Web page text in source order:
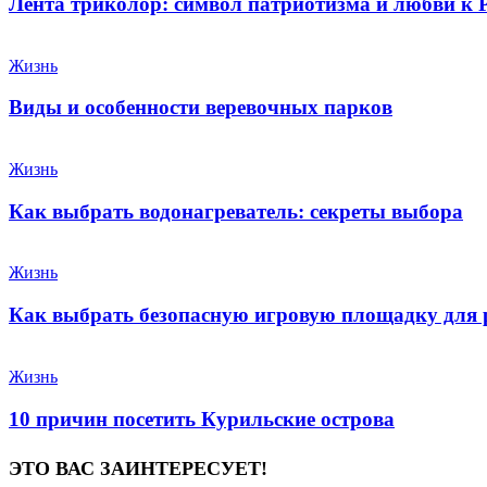
Жизнь
Виды и особенности веревочных парков
Жизнь
Как выбрать водонагреватель: секреты выбора
Жизнь
Как выбрать безопасную игровую площадку для
Жизнь
10 причин посетить Курильские острова
ЭТО ВАС ЗАИНТЕРЕСУЕТ!